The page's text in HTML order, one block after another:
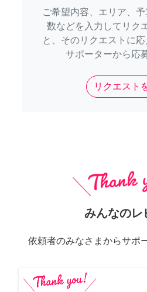
ご希望内容、エリア、
数などを入力してリク
と、そのリクエストに
サポーターから応
リクエスト
みんなのレ
依頼者のみなさまからサポ